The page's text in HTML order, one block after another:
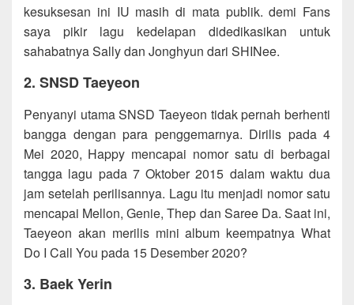
kesuksesan ini IU masih di mata publik. demi Fans
saya pikir lagu kedelapan didedikasikan untuk
sahabatnya Sally dan Jonghyun dari SHINee.
2. SNSD Taeyeon
Penyanyi utama SNSD Taeyeon tidak pernah berhenti
bangga dengan para penggemarnya. Dirilis pada 4
Mei 2020, Happy mencapai nomor satu di berbagai
tangga lagu pada 7 Oktober 2015 dalam waktu dua
jam setelah perilisannya. Lagu itu menjadi nomor satu
mencapai Mellon, Genie, Thep dan Saree Da. Saat ini,
Taeyeon akan merilis mini album keempatnya What
Do I Call You pada 15 Desember 2020?
3. Baek Yerin